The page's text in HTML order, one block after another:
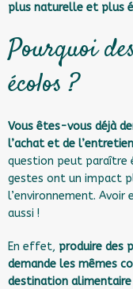
plus naturelle et plus
Pourquoi
écolos ?
Vous êtes-vous déjà
l’achat et de
question peut paraître
gestes ont un impact
l’environnement.
aussi !
En effet, produire des
demande les mêmes
destination alimentaire